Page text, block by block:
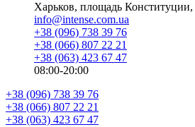
Харьков, площадь Конституции,
info@intense.com.ua
+38 (096) 738 39 76
+38 (066) 807 22 21
+38 (063) 423 67 47
08:00-20:00
+38 (096) 738 39 76
+38 (066) 807 22 21
+38 (063) 423 67 47